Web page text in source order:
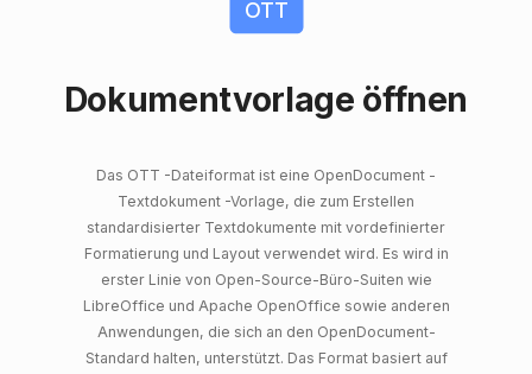
OTT
Dokumentvorlage öffnen
Das OTT -Dateiformat ist eine OpenDocument -
Textdokument -Vorlage, die zum Erstellen
standardisierter Textdokumente mit vordefinierter
Formatierung und Layout verwendet wird. Es wird in
erster Linie von Open-Source-Büro-Suiten wie
LibreOffice und Apache OpenOffice sowie anderen
Anwendungen, die sich an den OpenDocument-
Standard halten, unterstützt. Das Format basiert auf